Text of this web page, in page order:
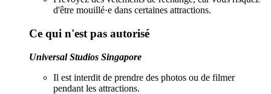
d'être mouillé·e dans certaines attractions.
Ce qui n'est pas autorisé
Universal Studios Singapore
Il est interdit de prendre des photos ou de filmer
pendant les attractions.